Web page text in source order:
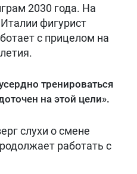
2030 года. На
фигурист
с прицелом на
тренироваться
на этой цели».
слухи о смене
работать с